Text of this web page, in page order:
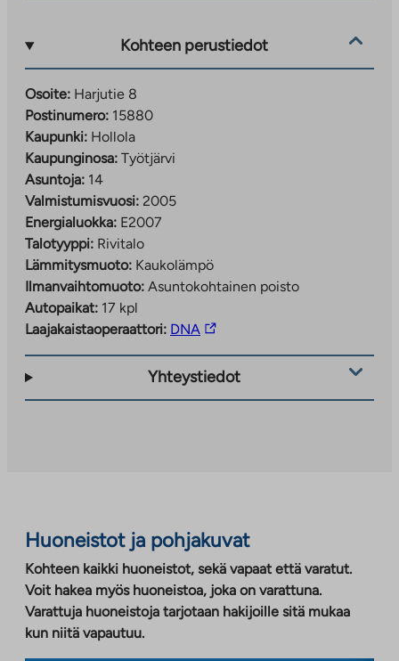
Kohteen perustiedot
Osoite: Harjutie 8
Postinumero: 15880
Kaupunki: Hollola
Kaupunginosa: Työtjärvi
Asuntoja: 14
Valmistumisvuosi: 2005
Energialuokka: E2007
Talotyyppi: Rivitalo
Lämmitysmuoto: Kaukolämpö
Ilmanvaihtomuoto: Asuntokohtainen poisto
Autopaikat: 17 kpl
Laajakaistaoperaattori: DNA Linkki
ulkopuoliseen
Yhteystiedot
Huoneistot ja pohjakuvat
Kohteen kaikki huoneistot, sekä vapaat että varatut.
Voit hakea myös huoneistoa, joka on varattuna.
Varattuja huoneistoja tarjotaan hakijoille sitä mukaa
kun niitä vapautuu.